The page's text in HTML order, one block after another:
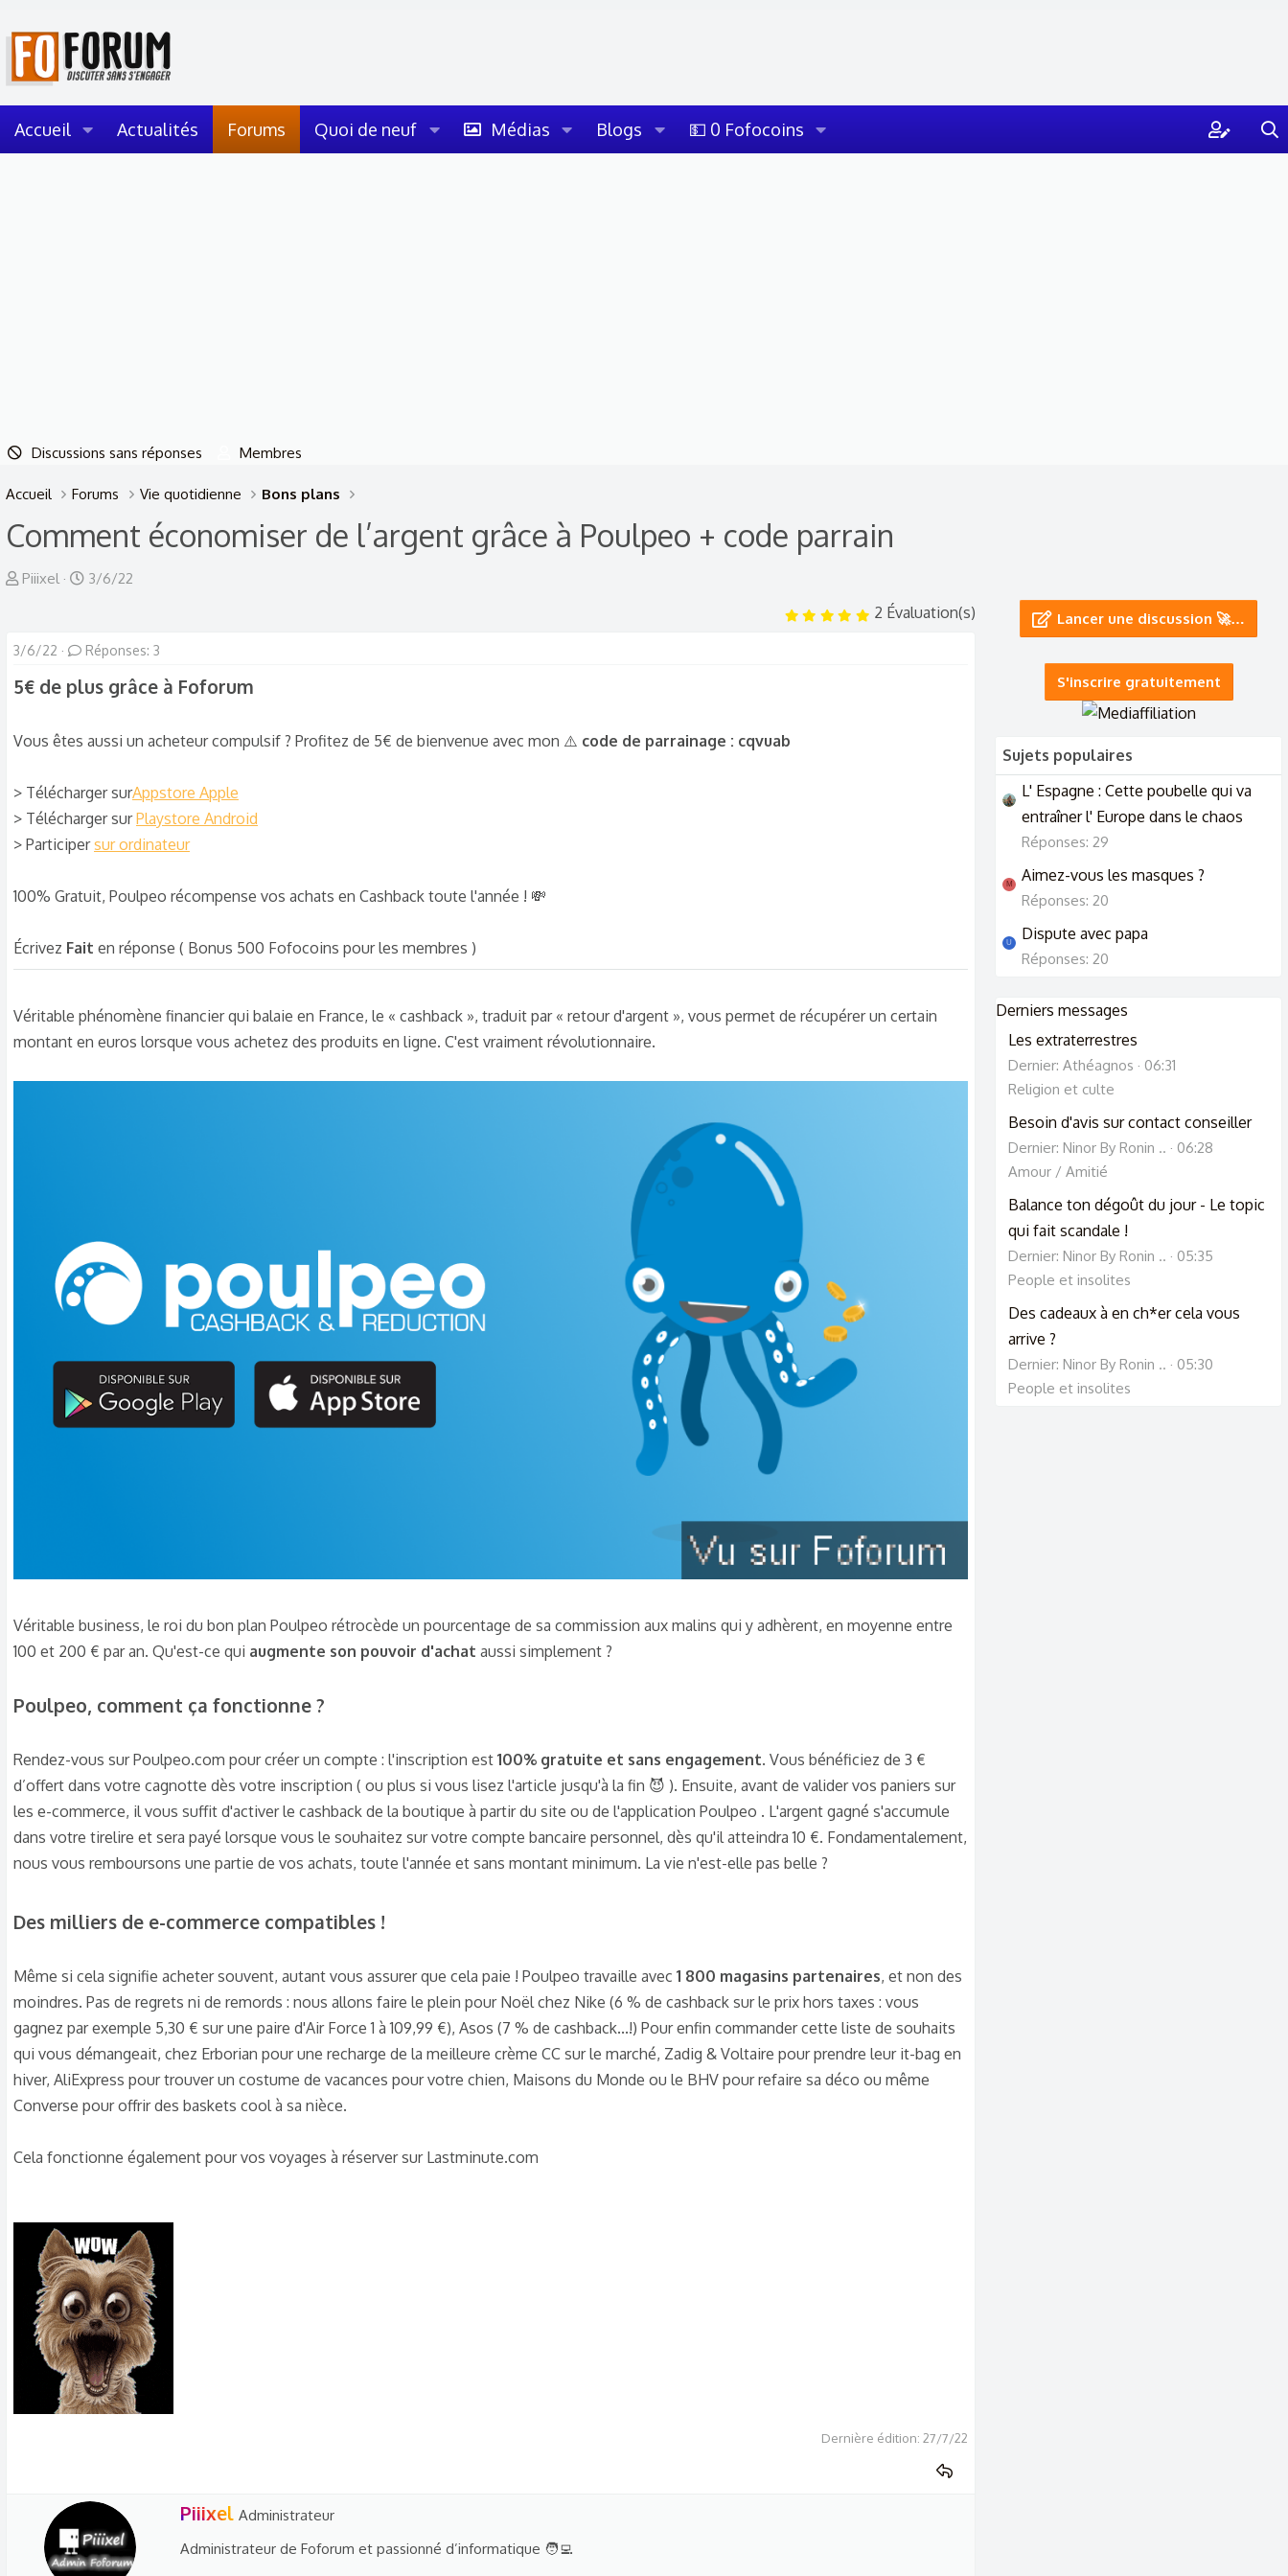
Accueil Actualités Forums Quoi de neuf Médias Blogs 💵 0 Fofocoins
Discussions sans réponses Membres
Accueil Forums Vie quotidienne Bons plans
Comment économiser de l’argent grâce à Poulpeo + code parrain
A
e
r
e
a
d
i
c
o
Piiixel
D
e
e
é
u
t
3/6/22
52 Évaluation(s)
3/6/22 Réponses: 3
5€ de plus grâce à Foforum​
Vous êtes aussi un acheteur compulsif ? Profitez de 5€ de bienvenue avec mon ⚠️ code de parrainage : cqvuab
> Télécharger surAppstore Apple
> Télécharger surPlaystore Android
> Participersur ordinateur
100% Gratuit, Poulpeo récompense vos achats en Cashback toute l'année ! 💸
Écrivez Fait en réponse ( Bonus 500 Fofocoins pour les membres )
Véritable phénomène financier qui balaie en France, le « cashback », traduit par « retour d'argent », vous permet de récupérer un certain
montant en euros lorsque vous achetez des produits en ligne. C'est vraiment révolutionnaire.
Véritable business, le roi du bon plan Poulpeo rétrocède un pourcentage de sa commission aux malins qui y adhèrent, en moyenne entre
100 et 200 € par an. Qu'est-ce qui augmente son pouvoir d'achat aussi simplement ?
Poulpeo, comment ça fonctionne ?​
Rendez-vous sur Poulpeo.com pour créer un compte : l'inscription est 100% gratuite et sans engagement. Vous bénéficiez de 3 €
d’offert dans votre cagnotte dès votre inscription ( ou plus si vous lisez l'article jusqu'à la fin 😈 ). Ensuite, avant de valider vos paniers sur
les e-commerce, il vous suffit d'activer le cashback de la boutique à partir du site ou de l'application Poulpeo . L'argent gagné s'accumule
dans votre tirelire et sera payé lorsque vous le souhaitez sur votre compte bancaire personnel, dès qu'il atteindra 10 €. Fondamentalement,
nous vous remboursons une partie de vos achats, toute l'année et sans montant minimum. La vie n'est-elle pas belle ?
Des milliers de e-commerce compatibles !​
Même si cela signifie acheter souvent, autant vous assurer que cela paie ! Poulpeo travaille avec 1 800 magasins partenaires, et non des
moindres. Pas de regrets ni de remords : nous allons faire le plein pour Noël chez Nike (6 % de cashback sur le prix hors taxes : vous
gagnez par exemple 5,30 € sur une paire d'Air Force 1 à 109,99 €), Asos (7 % de cashback...!) Pour enfin commander cette liste de souhaits
qui vous démangeait, chez Erborian pour une recharge de la meilleure crème CC sur le marché, Zadig & Voltaire pour prendre leur it-bag en
hiver, AliExpress pour trouver un costume de vacances pour votre chien, Maisons du Monde ou le BHV pour refaire sa déco ou même
Converse pour offrir des baskets cool à sa nièce.
Cela fonctionne également pour vos voyages à réserver sur Lastminute.com
Dernière édition: 27/7/22
W
i
Piiixel Administrateur
Administrateur de Foforum et passionné d’informatique 🧑‍💻
Lancer une discussion 🚀…
S'inscrire gratuitement
Sujets populaires
L' Espagne : Cette poubelle qui va
entraîner l' Europe dans le chaos
Réponses: 29
M Aimez-vous les masques ?
Réponses: 20
U Dispute avec papa
Réponses: 20
Derniers messages
Les extraterrestres
Dernier: Athéagnos
06:31
Religion et culte
Besoin d'avis sur contact conseiller
Dernier: Ninor By Ronin ..
06:28
Amour / Amitié
Balance ton dégoût du jour - Le topic
qui fait scandale !
Dernier: Ninor By Ronin ..
05:35
People et insolites
Des cadeaux à en ch*er cela vous
arrive ?
Dernier: Ninor By Ronin ..
05:30
People et insolites